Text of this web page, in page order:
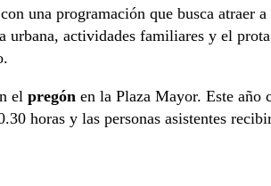
una programación que busca
actividades familiares y el
el pregón en la Plaza Mayor. Este año
horas y las personas asistentes